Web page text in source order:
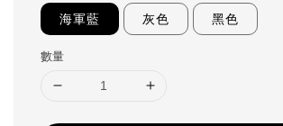
海軍藍 灰色 黑色
數量